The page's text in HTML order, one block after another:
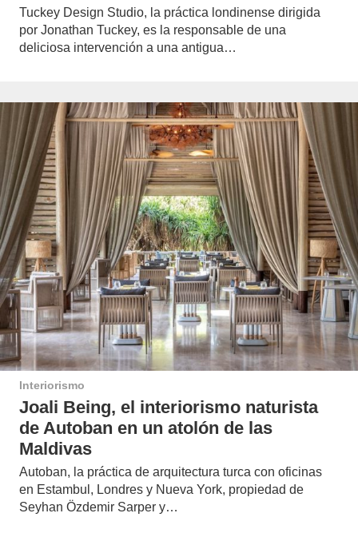
Tuckey Design Studio, la práctica londinense dirigida
por Jonathan Tuckey, es la responsable de una
deliciosa intervención a una antigua…
Interiorismo
Joali Being, el interiorismo naturista
de Autoban en un atolón de las
Maldivas
Autoban, la práctica de arquitectura turca con oficinas
en Estambul, Londres y Nueva York, propiedad de
Seyhan Özdemir Sarper y…